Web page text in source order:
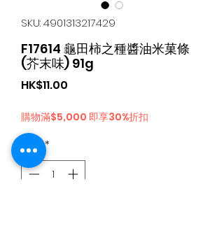
SKU: 4901313217429
F17614 龜田柿之種醬油米菓條
(芥末味) 91g
HK$11.00
購物滿$5,000 即享30%折扣
수량 *